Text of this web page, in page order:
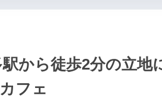
から徒歩2分の立地
フェ